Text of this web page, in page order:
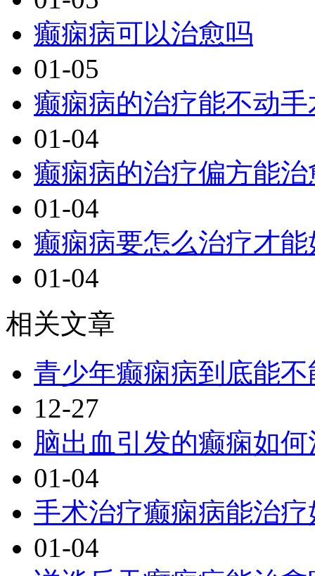
癫痫病可以治愈吗
01-05
癫痫病的治疗能不动手
01-04
癫痫病的治疗偏方能治
01-04
癫痫病要怎么治疗才能
01-04
相关文章
青少年癫痫病到底能
12-27
脑出血引发的癫痫如
01-04
手术治疗癫痫病能治疗
01-04